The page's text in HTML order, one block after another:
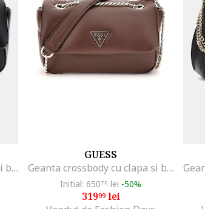
Geanta crossbody cu clapa si bareta din lant, Negru
GUESS
Geanta crossbody cu clapa si bareta din lant, Maro
Initial: 65075 lei -50%
31999lei